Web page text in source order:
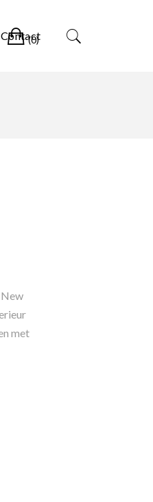
ContactWinkelwagen
(0)
New
met